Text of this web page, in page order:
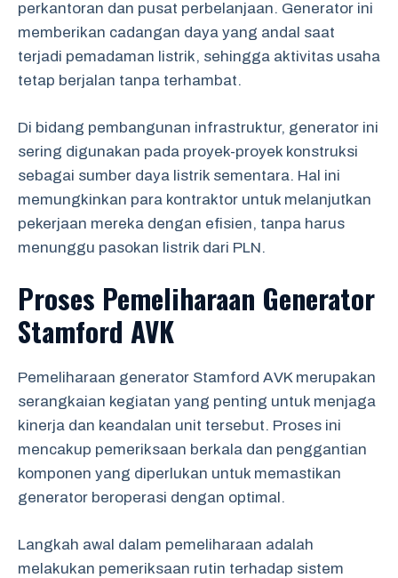
perkantoran dan pusat perbelanjaan. Generator ini
memberikan cadangan daya yang andal saat
terjadi pemadaman listrik, sehingga aktivitas usaha
tetap berjalan tanpa terhambat.
Di bidang pembangunan infrastruktur, generator ini
sering digunakan pada proyek-proyek konstruksi
sebagai sumber daya listrik sementara. Hal ini
memungkinkan para kontraktor untuk melanjutkan
pekerjaan mereka dengan efisien, tanpa harus
menunggu pasokan listrik dari PLN.
Proses Pemeliharaan Generator
Stamford AVK
Pemeliharaan generator Stamford AVK merupakan
serangkaian kegiatan yang penting untuk menjaga
kinerja dan keandalan unit tersebut. Proses ini
mencakup pemeriksaan berkala dan penggantian
komponen yang diperlukan untuk memastikan
generator beroperasi dengan optimal.
Langkah awal dalam pemeliharaan adalah
melakukan pemeriksaan rutin terhadap sistem